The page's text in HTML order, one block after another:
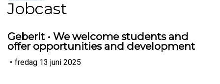
Jobcast
Geberit • We welcome students and
offer opportunities and development
• fredag 13 juni 2025